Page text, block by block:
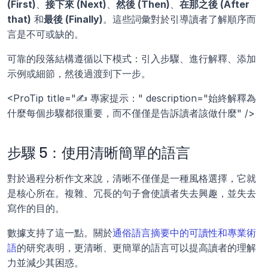
(First) 接下來 (Next) 然後 (Then)
在那之後 (After
that) 和最後 (Finally)。這些詞彙對於引導讀者了解順序而
言是不可或缺的。
可靠的段落結構遵循以下模式：引入步驟、進行解釋、添加
示例或細節，然後過渡到下一步。
<ProTip title="✍️ 專家提示：" description="始終解釋為
什麼每個步驟都很重要，而不僅僅是告訴讀者該做什麼" />
步驟 5：使用清晰簡單的語言
對於過程分析作文來說，清晰不僅僅是一種風格選擇，它就
是核心所在。複雜、冗長的句子會使讀者失去興趣，並失去
寫作的目的。
數據支持了這一點。關於通俗語言摘要中的可讀性和專業術
語的研究表明，更清晰、更簡單的語言可以提高讀者的理解
力並減少其困惑。